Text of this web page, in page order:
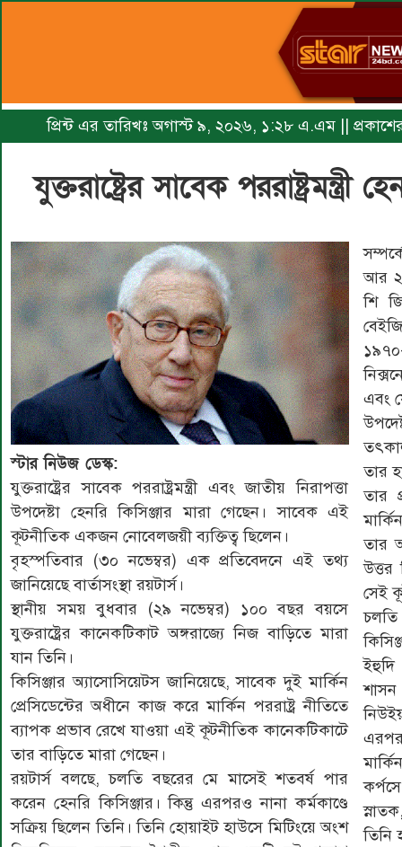
প্রিন্ট এর তারিখঃ অগাস্ট ৯, ২০২৬, ১:২৮ এ.এম ||
যুক্তরাষ্ট্রের সাবেক পররাষ্ট্রমন্ত্রী
স্টার নিউজ ডেস্ক:
যুক্তরাষ্ট্রের সাবেক পররাষ্ট্রমন্ত্রী এবং জাতীয় নিরাপত্তা
উপদেষ্টা হেনরি কিসিঞ্জার মারা গেছেন। সাবেক এই
কূটনীতিক একজন নোবেলজয়ী ব্যক্তিত্ব ছিলেন।
বৃহস্পতিবার (৩০ নভেম্বর) এক প্রতিবেদনে এই তথ্য
জানিয়েছে বার্তাসংস্থা রয়টার্স।
স্থানীয় সময় বুধবার (২৯ নভেম্বর) ১০০ বছর বয়সে
যুক্তরাষ্ট্রের কানেকটিকাট অঙ্গরাজ্যে নিজ বাড়িতে মারা
যান তিনি।
কিসিঞ্জার অ্যাসোসিয়েটস জানিয়েছে, সাবেক দুই মার্কিন
প্রেসিডেন্টের অধীনে কাজ করে মার্কিন পররাষ্ট্র নীতিতে
ব্যাপক প্রভাব রেখে যাওয়া এই কূটনীতিক কানেকটিকাটে
তার বাড়িতে মারা গেছেন।
রয়টার্স বলছে, চলতি বছরের মে মাসেই শতবর্ষ পার
করেন হেনরি কিসিঞ্জার। কিন্তু এরপরও নানা কর্মকাণ্ডে
সক্রিয় ছিলেন তিনি। তিনি হোয়াইট হাউসে মিটিংয়ে অংশ
আর
শি
এবং
তার
তার
তার
উত্তর
সেই
ইহুদি
তিনি